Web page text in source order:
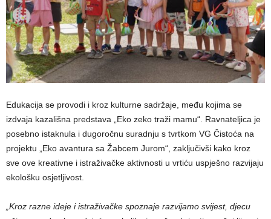
Edukacija se provodi i kroz kulturne sadržaje, među kojima se
izdvaja kazališna predstava „Eko zeko traži mamu“. Ravnateljica je
posebno istaknula i dugoročnu suradnju s tvrtkom VG Čistoća na
projektu „Eko avantura sa Žabcem Jurom“, zaključivši kako kroz
sve ove kreativne i istraživačke aktivnosti u vrtiću uspješno razvijaju
ekološku osjetljivost.
„Kroz razne ideje i istraživačke spoznaje razvijamo svijest, djecu